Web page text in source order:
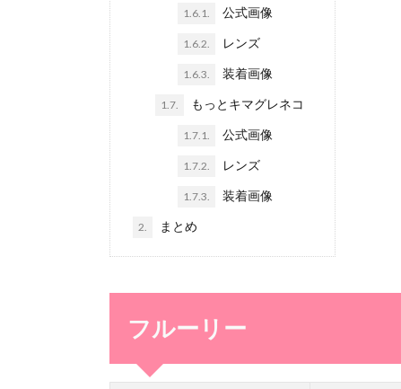
1.6.1. 公式画像
1.6.2. レンズ
1.6.3. 装着画像
1.7. もっとキマグレネコ
1.7.1. 公式画像
1.7.2. レンズ
1.7.3. 装着画像
2. まとめ
フルーリー